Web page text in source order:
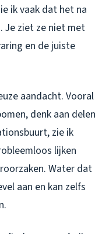
ik vaak dat het na
Je ziet ze niet met
en de juiste
aandacht. Vooral
denk aan delen
zie ik
lijken
Water dat
aan en kan zelfs